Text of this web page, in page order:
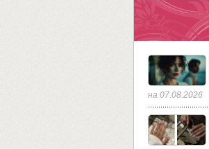
на 07.08.2026